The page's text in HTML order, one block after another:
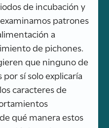
de incubación y
patrones
a
de pichones.
que ninguno de
sí solo explicaría
caracteres de
qué manera estos